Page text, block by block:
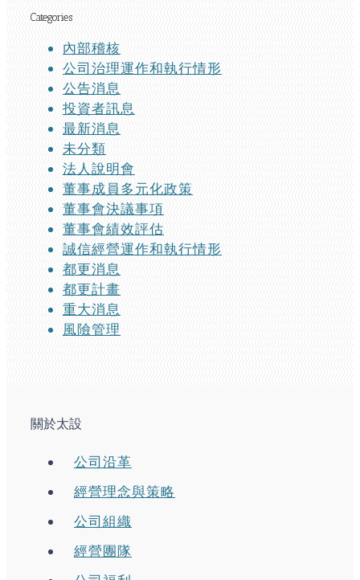
Categories
內部稽核
公司治理運作和執行情形
公告消息
投資者訊息
最新消息
未分類
法人說明會
董事成員多元化政策
董事會決議事項
董事會績效評估
誠信經營運作和執行情形
都更消息
都更計畫
重大消息
風險管理
關於太設
公司沿革
經營理念與策略
公司組織
經營團隊